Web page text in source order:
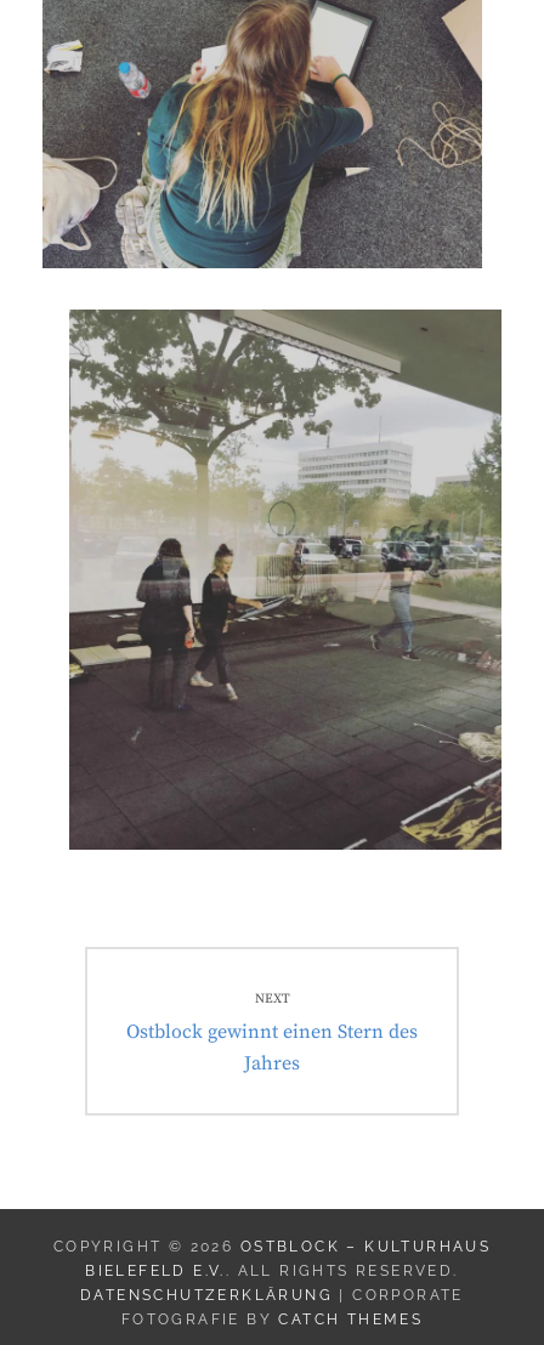
Beitragsnavigation
NEXT
Next
Ostblock gewinnt einen Stern des
Jahres
COPYRIGHT © 2026 OSTBLOCK – KULTURHAUS
BIELEFELD E.V.
. ALL RIGHTS RESERVED.
DATENSCHUTZERKLÄRUNG
| CORPORATE
FOTOGRAFIE BYCATCH THEMES